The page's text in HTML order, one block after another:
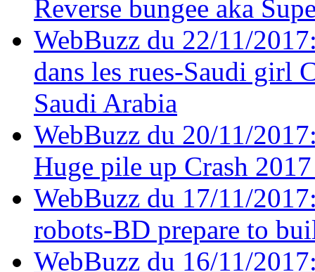
Reverse bungee aka
WebBuzz du 22/11/
dans les rues-Saudi girl
Saudi Arabia
WebBuzz du 20/11/
Huge pile up Crash
WebBuzz du 17/11/
robots-BD prepare to
WebBuzz du 16/11/